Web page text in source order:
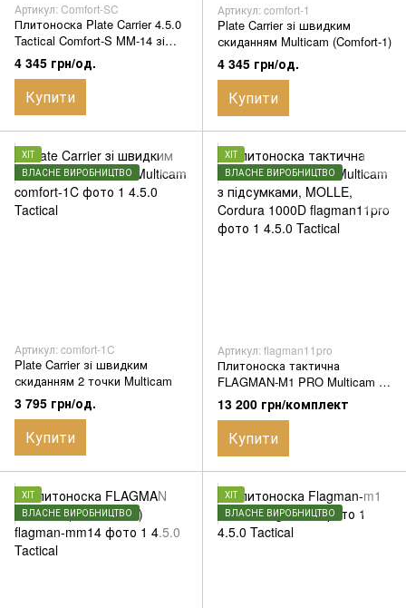
Артикул: Comfort-SC
Плитоноска Plate Carrier 4.5.0
Tactical Comfort-S MM-14 зі
швидким скиданням 4 точки,
Cordura 1000D, з 3 підсумками
АК
4 345 грн/од.
Купити
Артикул: comfort-1
Plate Carrier зі швидким
скиданням Multicam (Comfort-1)
4 345 грн/од.
Купити
ХІТ
ВЛАСНЕ ВИРОБНИЦТВО
Артикул: comfort-1C
Plate Carrier зі швидким
скиданням 2 точки Multicam
3 795 грн/од.
Купити
ХІТ
ВЛАСНЕ ВИРОБНИЦТВО
Артикул: flagman11pro
Плитоноска тактична
FLAGMAN-M1 PRO Multicam з
підсумками, MOLLE, Cordura
1000D
13 200 грн/комплект
Купити
ХІТ
ВЛАСНЕ ВИРОБНИЦТВО
ХІТ
ВЛАСНЕ ВИРОБНИЦТВО